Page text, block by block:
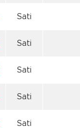
Sati
Sati
Sati
Sati
Sati